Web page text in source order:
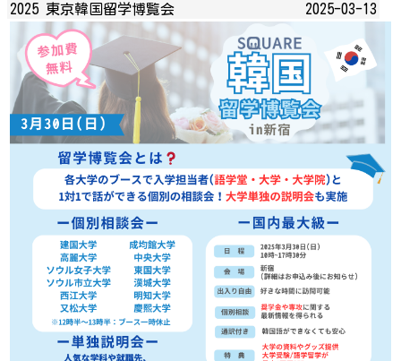
2025 東京韓国留学博覧会 2025-03-13